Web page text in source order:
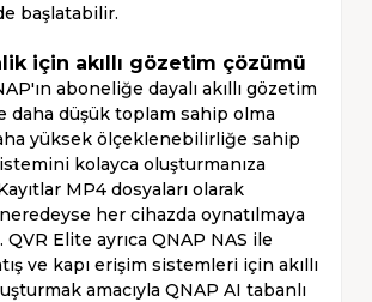
başlatabilir.
için akıllı gözetim çözümü
aboneliğe dayalı akıllı gözetim
daha düşük toplam sahip olma
yüksek ölçeklenebilirliğe sahip
kolayca oluşturmanıza
MP4 dosyaları olarak
her cihazda oynatılmaya
Elite ayrıca QNAP NAS ile
ve kapı erişim sistemleri için akıllı
amacıyla QNAP AI tabanlı